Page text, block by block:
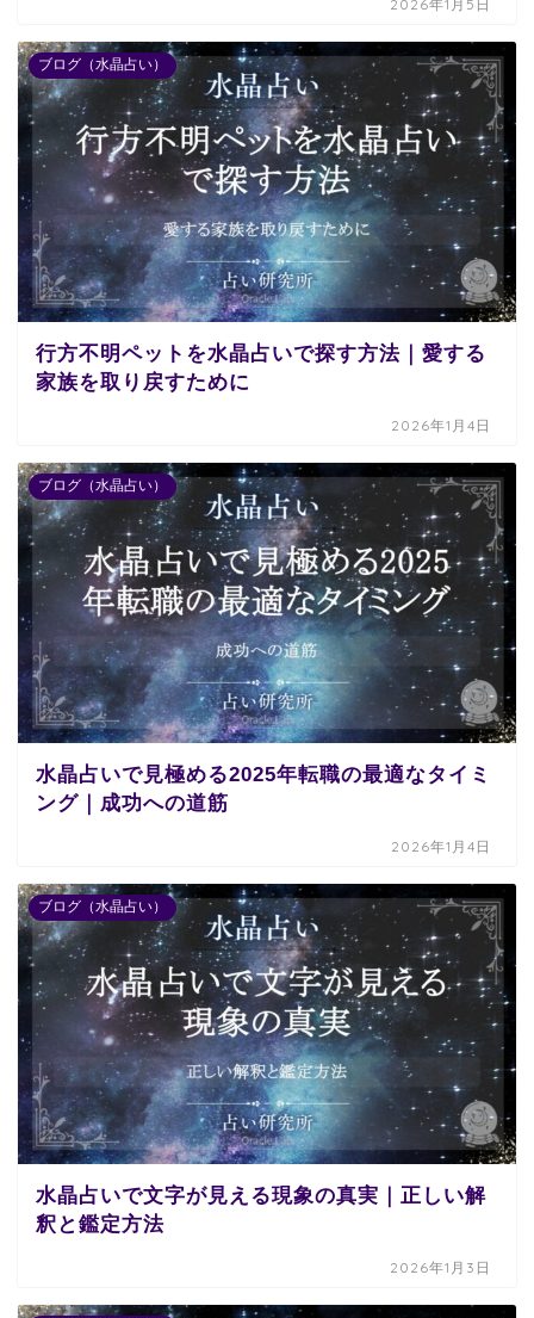
2026年1月5日
ブログ（水晶占い）
行方不明ペットを水晶占いで探す方法｜愛する
家族を取り戻すために
2026年1月4日
ブログ（水晶占い）
水晶占いで見極める2025年転職の最適なタイミ
ング｜成功への道筋
2026年1月4日
ブログ（水晶占い）
水晶占いで文字が見える現象の真実｜正しい解
釈と鑑定方法
2026年1月3日